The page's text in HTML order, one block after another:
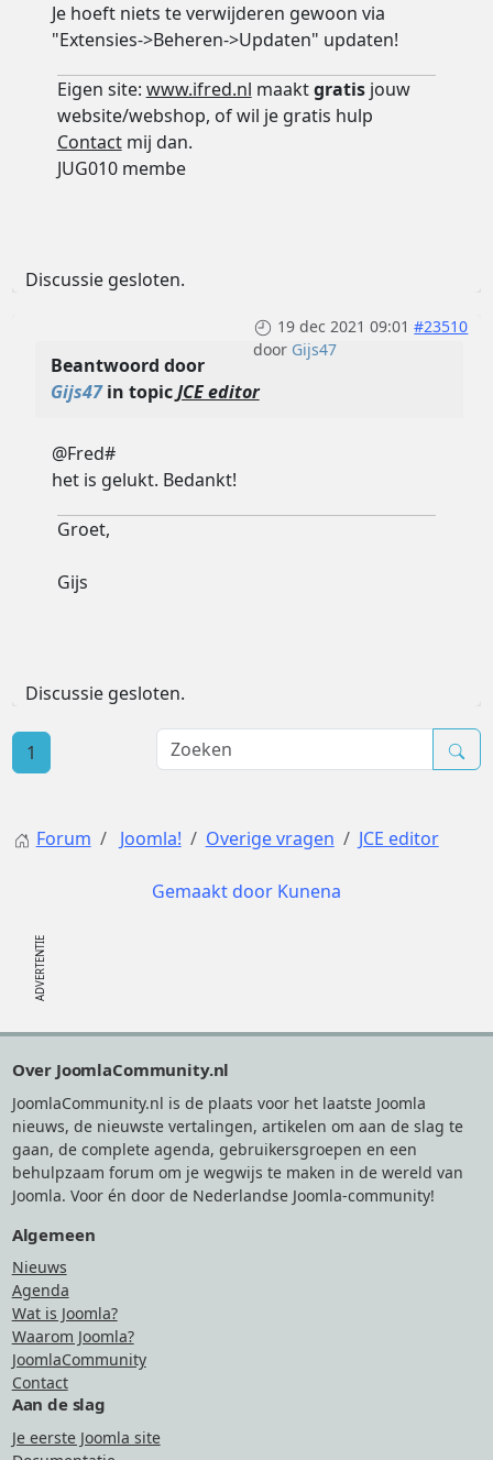
Je hoeft niets te verwijderen gewoon via
"Extensies->Beheren->Updaten" updaten!
Eigen site: www.ifred.nl maaktgratisjouw
website/webshop, of wil je gratis hulp
Contactmij dan.
JUG010 membe
Discussie gesloten.
19 dec 2021 09:01 #23510
door Gijs47
Beantwoord door
Gijs47in topicJCE editor
@Fred#
het is gelukt. Bedankt!
Groet,
Gijs
Discussie gesloten.
1
Forum Joomla! Overige vragen JCE editor
Gemaakt door Kunena
Over JoomlaCommunity.nl
JoomlaCommunity.nl is de plaats voor het laatste Joomla
nieuws, de nieuwste vertalingen, artikelen om aan de slag te
gaan, de complete agenda, gebruikersgroepen en een
behulpzaam forum om je wegwijs te maken in de wereld van
Joomla. Voor én door de Nederlandse Joomla-community!
Algemeen
Nieuws
Agenda
Wat is Joomla?
Waarom Joomla?
JoomlaCommunity
Contact
Aan de slag
Je eerste Joomla site